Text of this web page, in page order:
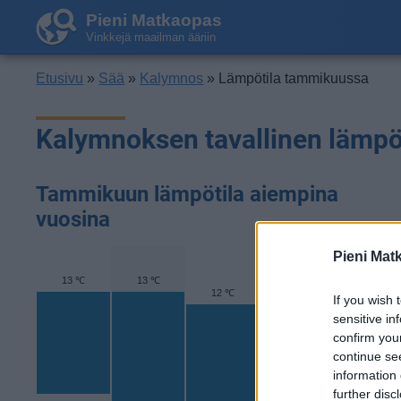
Pieni
If you wish
sensitive
confirm
continue
information
further
Pieni Matkaopas
Vinkkejä maailman ääriin
Etusivu » Sää » Kalymnos » Lämpötila tammikuussa
Kalymnoksen tavallinen
Tammikuun lämpötila aiempina
vuosina
13 ℃ 13 ℃
12 ℃